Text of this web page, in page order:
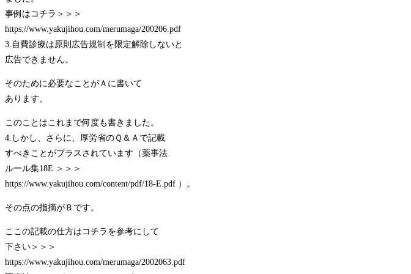
事例はコチラ＞＞＞
https://www.yakujihou.com/merumaga/200206.pdf
3.自費診療は原則広告規制を限定解除しないと
広告できません。
そのために必要なことがＡに書いて
あります。
このことはこれまで何度も書きました。
4.しかし、さらに、厚労省のＱ＆Ａで記載
すべきことがプラスされています（薬事法
ルール集18E ＞＞＞
https://www.yakujihou.com/content/pdf/18-E.pdf ）。
その点の指摘がＢです。
ここの記載の仕方はコチラを参考にして
下さい＞＞＞
https://www.yakujihou.com/merumaga/2002063.pdf